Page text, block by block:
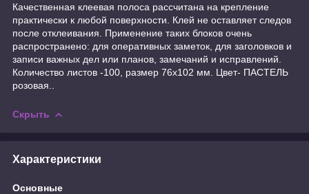
Качественная клеевая полоса рассчитана на крепление
практически к любой поверхности. Клей не оставляет следов
после отклеивания. Применение таких блоков очень
распространено: для оперативных заметок, для заголовков и
записи важных дел или планов, замечаний и исправлений.
Количество листов -100, размер 76х102 мм. Цвет- ПАСТЕЛЬ
розовая..
Скрыть
Характеристики
Основные